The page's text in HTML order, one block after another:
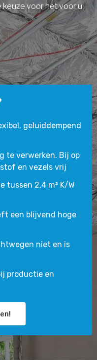
keuze voor het voor u
geluiddempend
te verwerken. Bij op
en vezels vrij
tussen 2,4 m² K/W
een blijvend hoge
niet en is
productie en